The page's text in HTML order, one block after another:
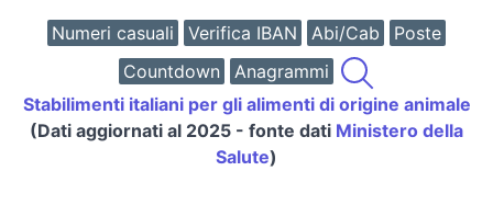
Numeri casuali Verifica IBAN Abi/Cab
Poste
Countdown
Anagrammi
Stabilimenti italiani per gli alimenti di origine animale
(Dati aggiornati al 2025 - fonte dati Ministero della
Salute)